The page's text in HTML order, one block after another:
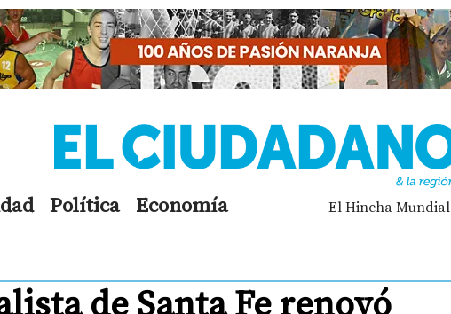
Política Economía El Hincha Mundial
de Santa Fe renovó